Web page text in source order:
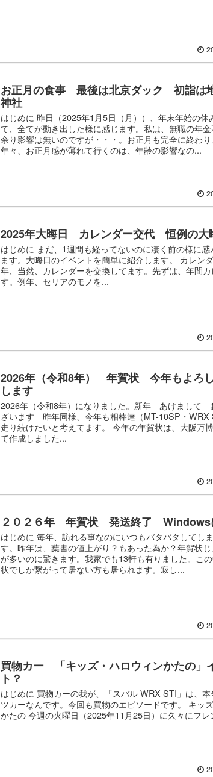
お正月の食事 最後は北京ダック 初詣は
神社
はじめに 昨日（2025年1月5日（月））、年末年始の休
て、全てが動き出した様に感じます。私は、無職の年
余り影響は無いのですが・・・。お正月も完全に終わり
年々、お正月感が薄れて行くのは、年齢の影響なの...
2025年大晦日 カレンダー交代 恒例の大
はじめに まだ、1週間も経ってないのに凄く前の様に感
ます。大晦日のイベントを簡単に紹介します。 カレン
年、当然、カレンダーを交換してます。先ずは、年間
す。例年、セリアのモノを...
2026年（令和8年） 年賀状 今年もよろ
します
2026年（令和8年）になりました。新年 あけまして
ざいます 昨年同様、今年も相棒達（MT-10SP・WRX
走り続けたいと考えてます。 今年の年賀状は、大阪万
て作成しました...
２０２６年 年賀状 発送終了 Windows
はじめに 毎年、訪れる事なのにいつもバタバタしてし
す。昨年は、葉書の値上がり？もあった為か？年賀状
が多いのに驚きます。我家でも13軒も有りました。こ
状でしか繋がって居ない方も居られます。寂し...
買物カー 「キッズ・ハロウィンかたの」
ト？
はじめに 買物カーの我が、「スバル WRX STI」は、
ツカーなんです。今回も買物のエピソードです。 キッ
かたの 今週の火曜日（2025年11月25日）に久々にフレ